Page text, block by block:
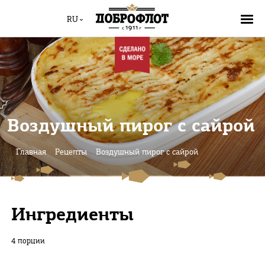
RU
Воздушный пирог с сайрой
Главная Рецепты Воздушный пирог с сайрой
Ингредиенты
4 порции